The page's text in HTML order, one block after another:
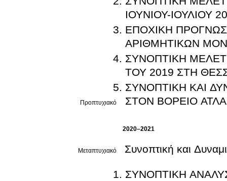
Προπτυχιακό
ΙΟΥΝΙΟΥ-ΙΟΥΛΙΟΥ
ΕΠΟΧΙΚΗ
ΑΡΙΘΜΗΤΙΚΩΝ
ΣΥΝΟΠΤΙΚΗ
ΤΟΥ 2019 ΣΤΗ
ΣΥΝΟΠΤΙΚΗ ΚΑΙ
ΣΤΟΝ ΒΟΡΕΙΟ
2020–2021
Μεταπτυχιακό Συνοπτική και
ΣΥΝΟΠΤΙΚΗ